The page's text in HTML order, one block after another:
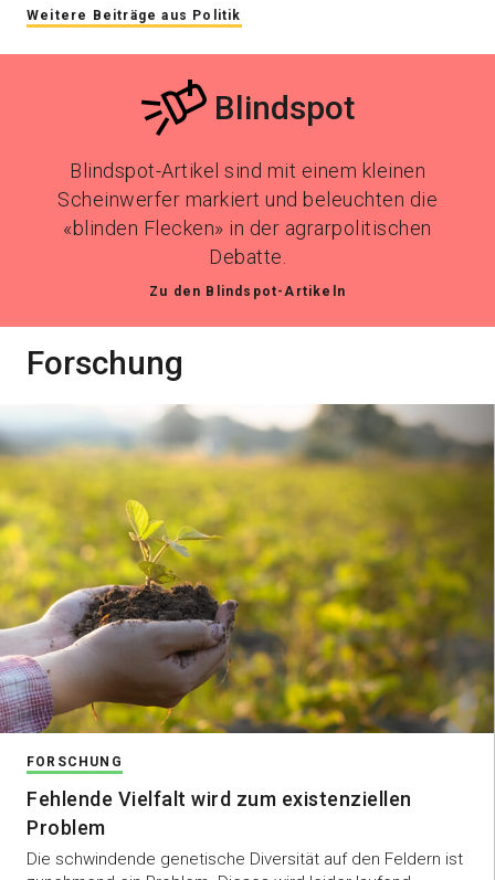
Weitere Beiträge aus Politik
Blindspot
Blindspot-Artikel sind mit einem kleinen
Scheinwerfer markiert und beleuchten die
«blinden Flecken» in der agrarpolitischen
Debatte.
Zu den Blindspot-Artikeln
Forschung
FORSCHUNG
Fehlende Vielfalt wird zum existenziellen
Problem
Die schwindende genetische Diversität auf den Feldern ist